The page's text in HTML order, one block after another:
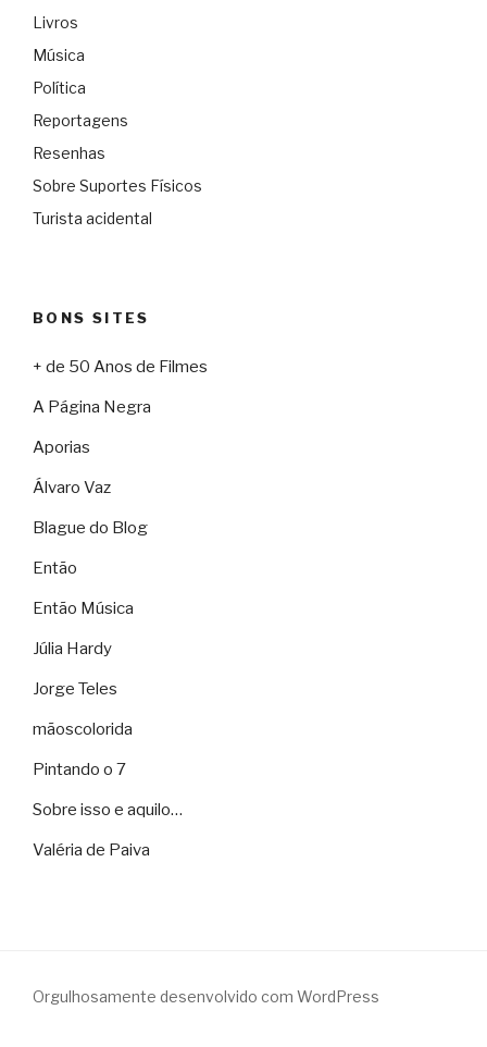
Livros
Música
Política
Reportagens
Resenhas
Sobre Suportes Físicos
Turista acidental
BONS SITES
+ de 50 Anos de Filmes
A Página Negra
Aporias
Álvaro Vaz
Blague do Blog
Então
Então Música
Júlia Hardy
Jorge Teles
mãoscolorida
Pintando o 7
Sobre isso e aquilo…
Valéria de Paiva
Orgulhosamente desenvolvido com WordPress